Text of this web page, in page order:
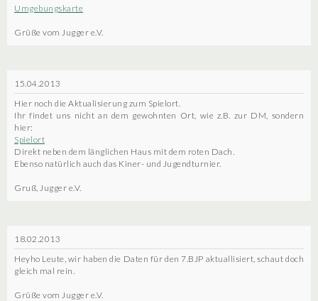
Umgebungskarte
Grüße vom Jugger e.V.
15.04.2013
Hier noch die Aktualisierung zum Spielort.
Ihr findet uns nicht an dem gewohnten Ort, wie z.B. zur DM, sondern
hier:
Spielort
Direkt neben dem länglichen Haus mit dem roten Dach.
Ebenso natürlich auch das Kiner- und Jugendturnier.
Gruß, Jugger e.V.
18.02.2013
Heyho Leute, wir haben die Daten für den 7.BJP aktuallisiert, schaut doch
gleich mal rein.
Grüße vom Jugger e.V.